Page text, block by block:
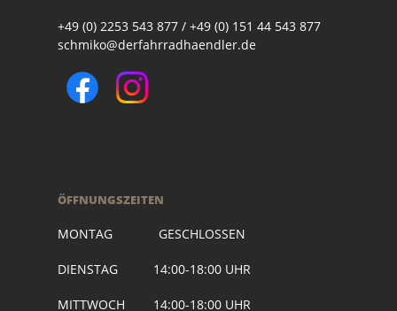
+49 (0) 2253 543 877 / +49 (0) 151 44 543 877
schmiko@derfahrradhaendler.de
ÖFFNUNGSZEITEN
MONTAG GESCHLOSSEN
DIENSTAG 14:00-18:00 UHR
MITTWOCH 14:00-18:00 UHR